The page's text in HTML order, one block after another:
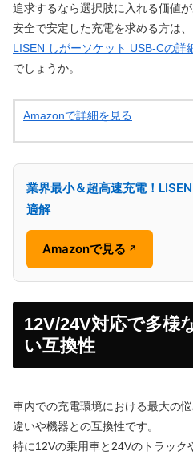
追求するなら選択肢に入れる価値が
安全で安定した充電を求める方は、
LISEN しがーソケット USB-Cの詳
でしょうか。
Amazonで詳細を見る
業界最小＆超高速充電！
適解
Amazonで見る ↗
12V/24V対応で多様
い互換性
車内での充電環境における最大の
違いや機器との互換性です。
特に12Vの乗用車と24Vのトラック